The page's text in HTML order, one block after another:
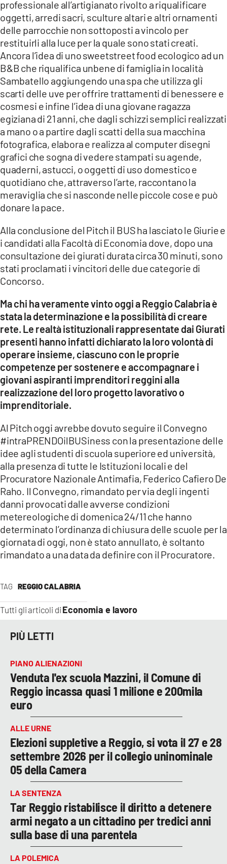
TAG REGGIO CALABRIA
Tutti gli articoli di Economia e lavoro
professionale all’artigianato rivolto a riqualificare
oggetti, arredi sacri, sculture altari e altri ornamenti
delle parrocchie non sottoposti a vincolo per
restituirli alla luce per la quale sono stati creati.
Ancora l’idea di uno sweetstreet food ecologico ad un
B&B che riqualifica unbene di famiglia in località
Sambatello aggiungendo una spa che utilizza gli
scarti delle uve per offrire trattamenti di benessere e
cosmesi e infine l’idea di una giovane ragazza
egiziana di 21 anni, che dagli schizzi semplici realizzati
a mano o a partire dagli scatti della sua macchina
fotografica, elabora e realizza al computer disegni
grafici che sogna di vedere stampati su agende,
quaderni, astucci, o oggetti di uso domestico e
quotidiano che, attraverso l’arte, raccontano la
meraviglia che si nasconde nelle piccole cose e può
donare la pace.
Alla conclusione del Pitch il BUS ha lasciato le Giurie e
i candidati alla Facoltà di Economia dove, dopo una
consultazione dei giurati durata circa 30 minuti, sono
stati proclamati i vincitori delle due categorie di
Concorso.
Ma chi ha veramente vinto oggi a Reggio Calabria è
stata la determinazione e la possibilità di creare
rete. Le realtà istituzionali rappresentate dai Giurati
presenti hanno infatti dichiarato la loro volontà di
operare insieme, ciascuno con le proprie
competenze per sostenere e accompagnare i
giovani aspiranti imprenditori reggini alla
realizzazione del loro progetto lavorativo o
imprenditoriale.
Al Pitch oggi avrebbe dovuto seguire il Convegno
#intraPRENDOilBUSiness con la presentazione delle
idee agli studenti di scuola superiore ed università,
alla presenza di tutte le Istituzioni locali e del
Procuratore Nazionale Antimafia, Federico Cafiero De
Raho. Il Convegno, rimandato per via degli ingenti
danni provocati dalle avverse condizioni
metereologiche di domenica 24/11 che hanno
determinato l’ordinanza di chiusura delle scuole per la
giornata di oggi, non è stato annullato, è soltanto
rimandato a una data da definire con il Procuratore.
PIÙ LETTI
PIANO ALIENAZIONI
Venduta l'ex scuola Mazzini, il Comune di
Reggio incassa quasi 1 milione e 200mila
euro
ALLE URNE
Elezioni suppletive a Reggio, si vota il 27 e 28
settembre 2026 per il collegio uninominale
05 della Camera
LA SENTENZA
Tar Reggio ristabilisce il diritto a detenere
armi negato a un cittadino per tredici anni
sulla base di una parentela
LA POLEMICA